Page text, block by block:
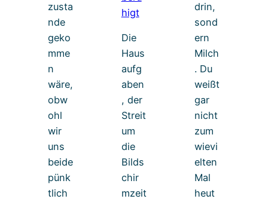
zusta
nde
geko
mme
n
wäre,
obw
ohl
wir
uns
beide
pünk
tlich
Die
Haus
aufg
aben
, der
Streit
um
die
Bilds
chir
mzeit
drin,
sond
ern
Milch
. Du
weißt
gar
nicht
zum
wievi
elten
Mal
heut